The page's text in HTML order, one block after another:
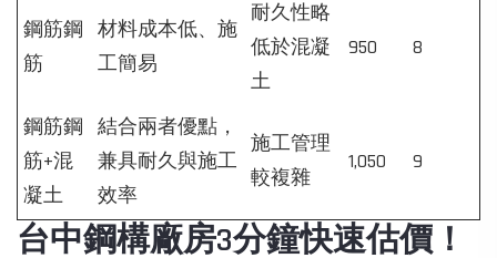
鋼筋鋼
筋
材料成本低、施
工簡易
耐久性略
低於混凝
土
950 8
鋼筋鋼
筋+混
凝土
結合兩者優點，
兼具耐久與施工
效率
施工管理
較複雜
1,050 9
台中鋼構廠房3分鐘快速估價！